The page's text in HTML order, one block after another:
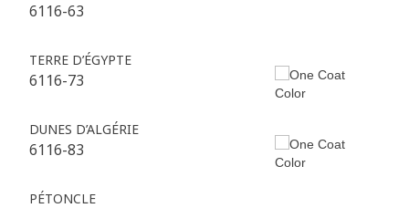
6116-63
TERRE D’ÉGYPTE
6116-73
DUNES D’ALGÉRIE
6116-83
PÉTONCLE